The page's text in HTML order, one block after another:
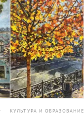
КУЛЬТУРА И ОБРАЗОВАНИЕ